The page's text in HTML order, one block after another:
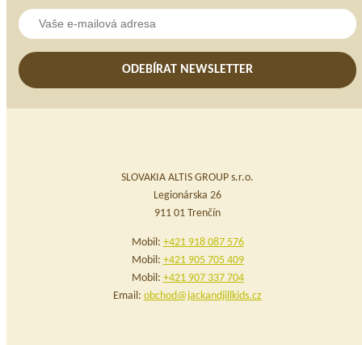
ODEBÍRAT NEWSLETTER
SLOVAKIA ALTIS GROUP s.r.o.
Legionárska 26
911 01 Trenčín
Mobil: +421 918 087 576
Mobil: +421 905 705 409
Mobil: +421 907 337 704
Email: obchod@jackandjillkids.cz